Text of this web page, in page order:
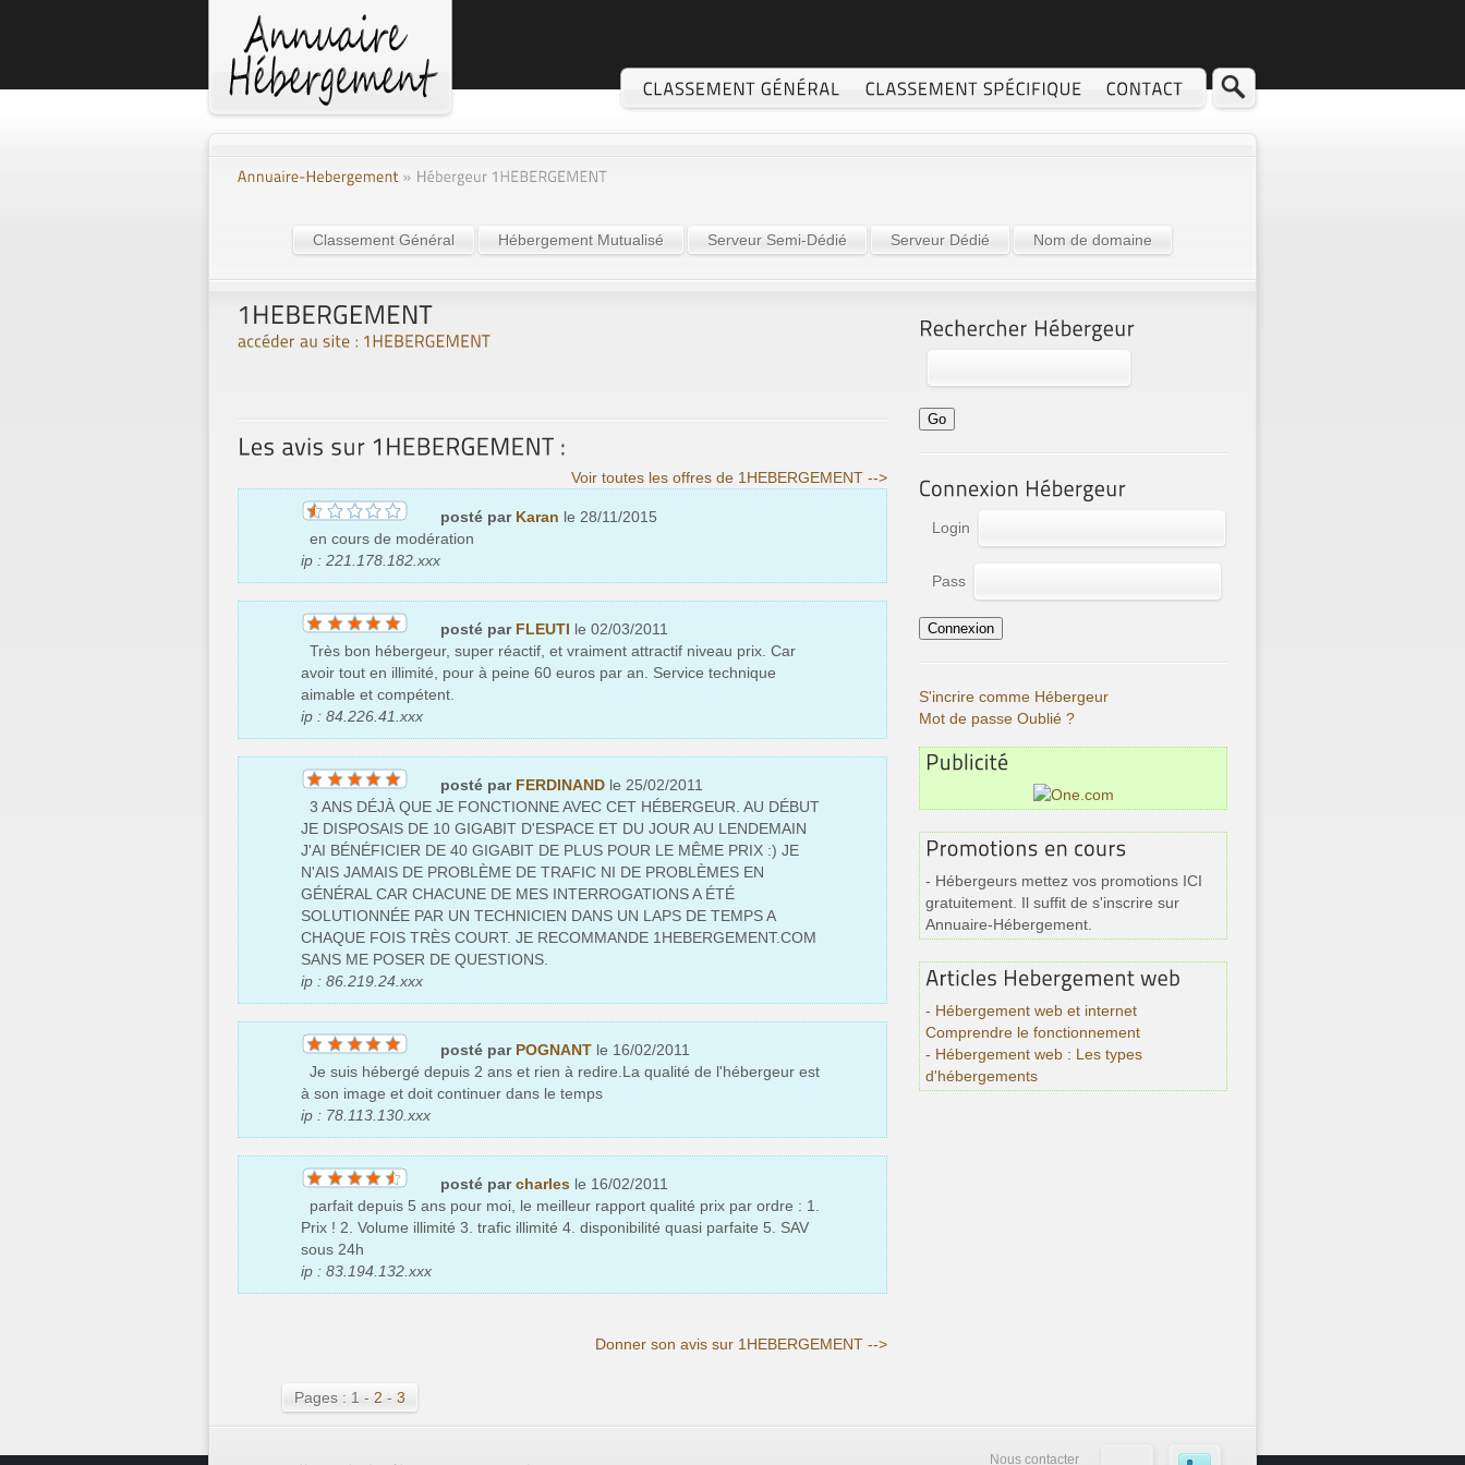
Classement Général Hébergement Mutualisé Serveur Semi-Dédié Serveur Dédié Nom de domaine
Voir toutes les offres de 1HEBERGEMENT -->
posté par Karan le 28/11/2015
en cours de modération
ip : 221.178.182.xxx
posté par FLEUTI le 02/03/2011
Très bon hébergeur, super réactif, et vraiment attractif niveau prix. Car
avoir tout en illimité, pour à peine 60 euros par an. Service technique
aimable et compétent.
ip : 84.226.41.xxx
posté par FERDINAND le 25/02/2011
3 ANS DÉJÀ QUE JE FONCTIONNE AVEC CET HÉBERGEUR. AU DÉBUT
JE DISPOSAIS DE 10 GIGABIT D'ESPACE ET DU JOUR AU LENDEMAIN
J'AI BÉNÉFICIER DE 40 GIGABIT DE PLUS POUR LE MÊME PRIX :) JE
N'AIS JAMAIS DE PROBLÈME DE TRAFIC NI DE PROBLÈMES EN
GÉNÉRAL CAR CHACUNE DE MES INTERROGATIONS A ÉTÉ
SOLUTIONNÉE PAR UN TECHNICIEN DANS UN LAPS DE TEMPS A
CHAQUE FOIS TRÈS COURT. JE RECOMMANDE 1HEBERGEMENT.COM
SANS ME POSER DE QUESTIONS.
ip : 86.219.24.xxx
posté par POGNANT le 16/02/2011
Je suis hébergé depuis 2 ans et rien à redire.La qualité de l'hébergeur est
à son image et doit continuer dans le temps
ip : 78.113.130.xxx
posté parcharles le 16/02/2011
parfait depuis 5 ans pour moi, le meilleur rapport qualité prix par ordre : 1.
Prix ! 2. Volume illimité 3. trafic illimité 4. disponibilité quasi parfaite 5. SAV
sous 24h
ip : 83.194.132.xxx
Donner son avis sur 1HEBERGEMENT -->
Pages : 1 - 2 - 3
Login
Pass
S'incrire comme Hébergeur
Mot de passe Oublié ?
- Hébergeurs mettez vos promotions ICI
gratuitement. Il suffit de s'inscrire sur
Annuaire-Hébergement.
- Hébergement web et internet
Comprendre le fonctionnement
- Hébergement web : Les types
d'hébergements
Nous contacter